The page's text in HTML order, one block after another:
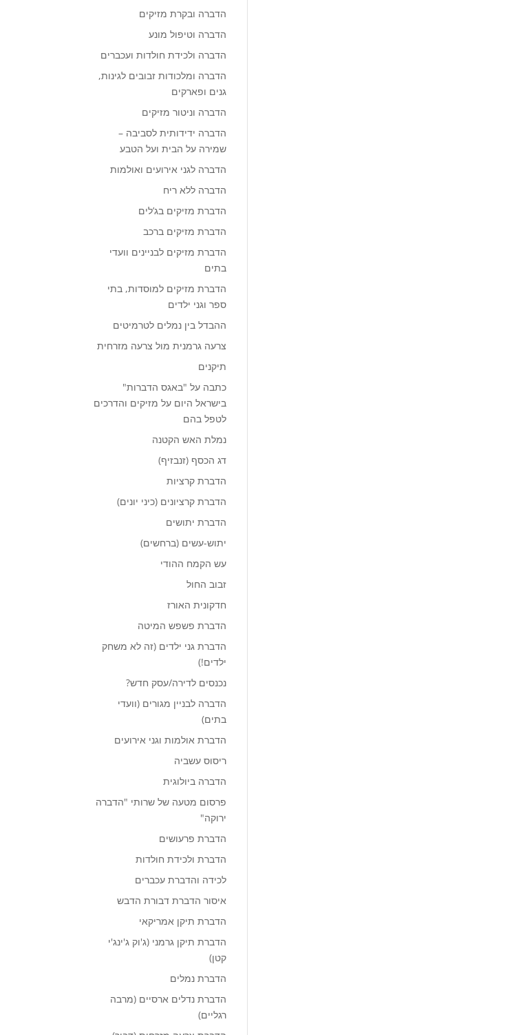
הדברה ובקרת מזיקים
הדברה וטיפול מונע
הדברה ולכידת חולדות ועכברים
הדברה ומלכודות זבובים לגינות,
גנים ופארקים
הדברה וניטור מזיקים
הדברה ידידותית לסביבה –
שמירה על הבית ועל הטבע
הדברה לגני אירועים ואולמות
הדברה ללא ריח
הדברת מזיקים בג’לים
הדברת מזיקים ברכב
הדברת מזיקים לבניינים וועדי
בתים
הדברת מזיקים למוסדות, בתי
ספר וגני ילדים
ההבדל בין נמלים לטרמיטים
צרעה גרמנית מול צרעה מזרחית
תיקנים
כתבה על "באגס הדברות"
בישראל היום על מזיקים והדרכים
לטפל בהם
נמלת האש הקטנה
דג הכסף (זנבזיף)
הדברת קרציות
הדברת קרציונים (כיני יונים)
הדברת יתושים
יתוש-עשים (ברחשים)
עש הקמח ההודי
זבוב החול
חדקונית האורז
הדברת פשפש המיטה
הדברת גני ילדים (זה לא משחק
ילדים!)
נכנסים לדירה/עסק חדש?
הדברה לבניין מגורים (וועדי
בתים)
הדברת אולמות וגני אירועים
ריסוס עשביה
הדברה ביולוגית
פרסום מטעה של שרותי "הדברה
ירוקה"
הדברת פרעושים
הדברת ולכידת חולדות
לכידה והדברת עכברים
איסור הדברת דבורת הדבש
הדברת תיקן אמריקאי
הדברת תיקן גרמני (ג'וק ג'ינג'י
קטן)
הדברת נמלים
הדברת נדלים ארסיים (מרבה
רגליים)